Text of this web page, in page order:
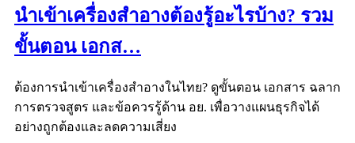
นำเข้าเครื่องสำอางต้องรู้อะไรบ้าง? รวม
ขั้นตอน เอกส…
ต้องการนำเข้าเครื่องสำอางในไทย? ดูขั้นตอน เอกสาร ฉลาก
การตรวจสูตร และข้อควรรู้ด้าน อย. เพื่อวางแผนธุรกิจได้
อย่างถูกต้องและลดความเสี่ยง